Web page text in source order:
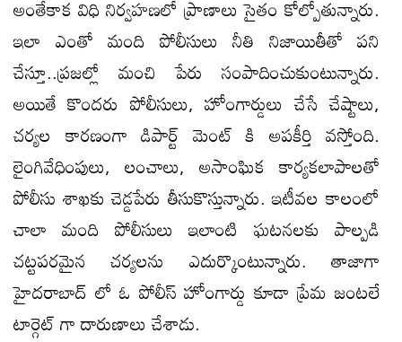
అంతేకాక విధి నిర్వహణలో ప్రాణాలు సైతం కోల్పోతున్నారు.
ఇలా ఎంతో మంది పోలీసులు నీతి నిజాయితీతో పని
చేస్తూ..ప్రజల్లో మంచి పేరు సంపాదించుకుంటున్నారు.
అయితే కొందరు పోలీసులు, హోంగార్డులు చేసే చేష్టాలు,
చర్యల కారణంగా డిపార్ట్ మెంట్ కి అపకీర్తి వస్తోంది.
లైంగివేధింపులు, లంచాలు, అసాంఘిక కార్యకలాపాలతో
పోలీసు శాఖకు చెడ్డపేరు తీసుకొస్తున్నారు. ఇటీవల కాలంలో
చాలా మంది పోలీసులు ఇలాంటి ఘటనలకు పాల్పడి
చట్టపరమైన చర్యలను ఎదుర్కొంటున్నారు. తాజాగా
హైదరాబాద్ లో ఓ పోలీస్ హోంగార్డు కూడా ప్రేమ జంటలే
టార్గెట్ గా దారుణాలు చేశాడు.